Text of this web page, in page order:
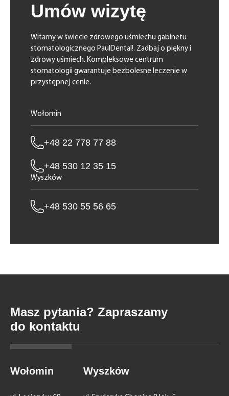
Umów wizytę
Witamy w świecie zdrowego uśmiechu gabinetu
stomatologicznego PaulDental!. Zadbaj o piękny i
zdrowy uśmiech. Kompleksowe centrum
stomatologii gwarantuje bezbolesne leczenie w
przystępnej cenie.
Wołomin
+48 22 778 77 88
+48 530 12 35 15
Wyszków
+48 530 55 56 65
Masz pytania? Zapraszamy
do kontaktu
Wołomin Wyszków